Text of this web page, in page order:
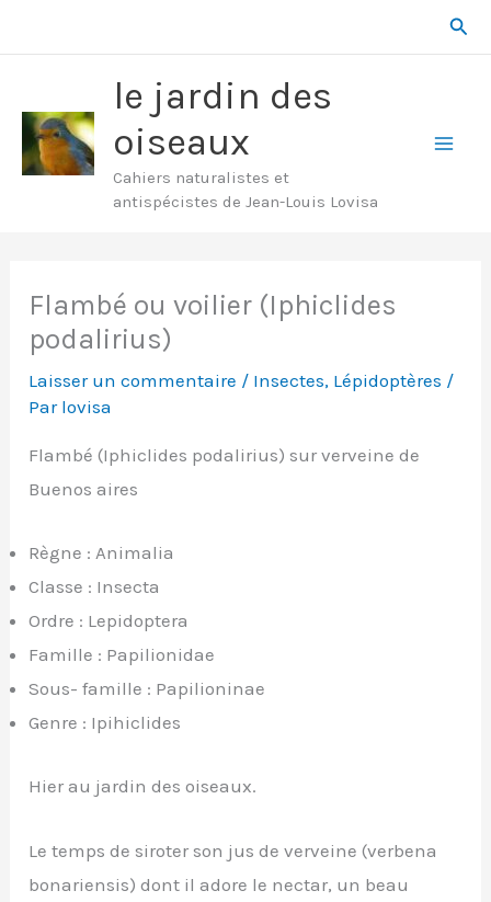
au
le jardin des
oiseaux
Cahiers naturalistes et
antispécistes de Jean-Louis Lovisa
Flambé ou voilier (Iphiclides
podalirius)
Laisser un commentaire / Insectes, Lépidoptères /
Par lovisa
Flambé (Iphiclides podalirius) sur verveine de
Buenos aires
Règne : Animalia
Classe : Insecta
Ordre : Lepidoptera
Famille : Papilionidae
Sous- famille : Papilioninae
Genre : Ipihiclides
Hier au jardin des oiseaux.
Le temps de siroter son jus de verveine (verbena
bonariensis) dont il adore le nectar, un beau